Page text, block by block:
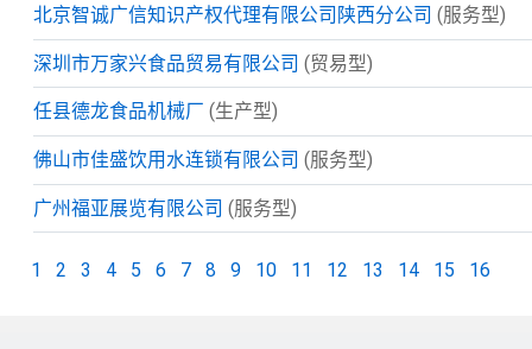
北京智诚广信知识产权代理有限公司陕西分公司 (服务型)
深圳市万家兴食品贸易有限公司 (贸易型)
任县德龙食品机械厂 (生产型)
佛山市佳盛饮用水连锁有限公司 (服务型)
广州福亚展览有限公司 (服务型)
1 2 3 4 5 6 7 8 9 10 11 12 13 14 15 16